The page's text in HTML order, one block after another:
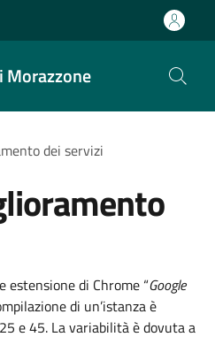
Morazzone
dei servizi
di Chrome “Google
di un’istanza è
e 45. La variabilità è dovuta a